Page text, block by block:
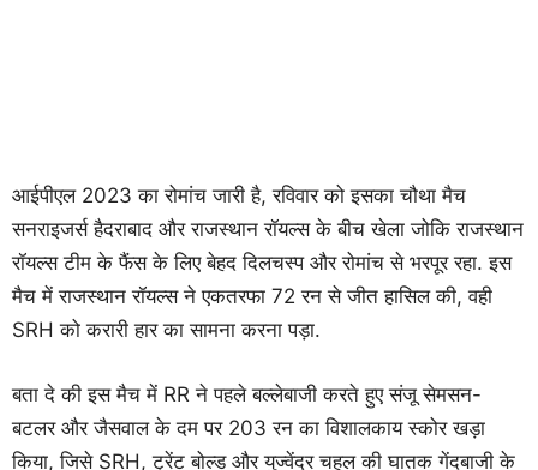
आईपीएल 2023 का रोमांच जारी है, रविवार को इसका चौथा मैच
सनराइजर्स हैदराबाद और राजस्थान रॉयल्स के बीच खेला जोकि राजस्थान
रॉयल्स टीम के फैंस के लिए बेहद दिलचस्प और रोमांच से भरपूर रहा. इस
मैच में राजस्थान रॉयल्स ने एकतरफा 72 रन से जीत हासिल की, वही
SRH को करारी हार का सामना करना पड़ा.
बता दे की इस मैच में RR ने पहले बल्लेबाजी करते हुए संजू सेमसन-
बटलर और जैसवाल के दम पर 203 रन का विशालकाय स्कोर खड़ा
किया, जिसे SRH, ट्रेंट बोल्ड और युज्वेंद्र चहल की घातक गेंदबाजी के